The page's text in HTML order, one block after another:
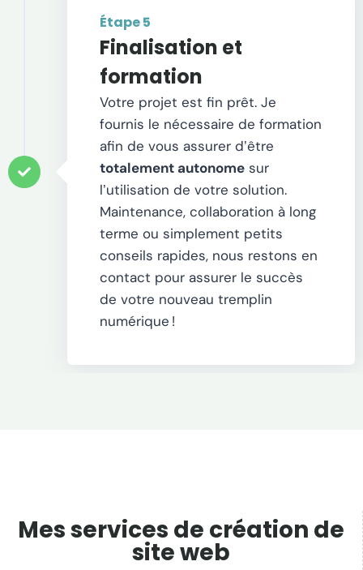
Étape 5
Finalisation et
formation
Votre projet est fin prêt. Je
fournis le nécessaire de formation
afin de vous assurer d’être
totalement autonome sur
l’utilisation de votre solution.
Maintenance, collaboration à long
terme ou simplement petits
conseils rapides, nous restons en
contact pour assurer le succès
de votre nouveau tremplin
numérique !
Mes services de création de
site web